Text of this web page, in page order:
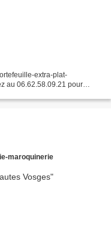
extra-plat-
au 06.62.58.09.21 pour
maroquinerie